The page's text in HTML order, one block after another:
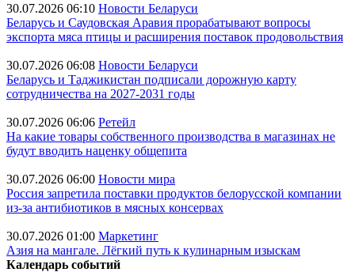
30.07.2026 06:10 Новости Беларуси
Беларусь и Саудовская Аравия прорабатывают вопросы
экспорта мяса птицы и расширения поставок продовольствия
30.07.2026 06:08 Новости Беларуси
Беларусь и Таджикистан подписали дорожную карту
сотрудничества на 2027-2031 годы
30.07.2026 06:06 Ретейл
На какие товары собственного производства в магазинах не
будут вводить наценку общепита
30.07.2026 06:00 Новости мира
Россия запретила поставки продуктов белорусской компании
из-за антибиотиков в мясных консервах
30.07.2026 01:00 Маркетинг
Азия на мангале. Лёгкий путь к кулинарным изыскам
Календарь событий